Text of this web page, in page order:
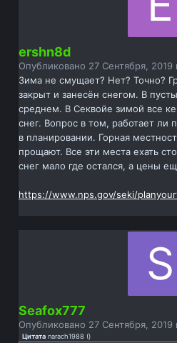
ershn8d
Опубликовано 27 Сентября, 2019
Зима не смущает? Нет? Точно?
закрыт и занесён снегом. В
среднем. В Секвойе зимой все
снег. Вопрос в том, работает ли
в планировании. Горная
прощают. Все эти места ехать
снег мало где остался, а цены
https://www.nps.gov/seki/
Seafox777
Опубликовано 27 Сентября, 2019
Цитата narach1988 ()